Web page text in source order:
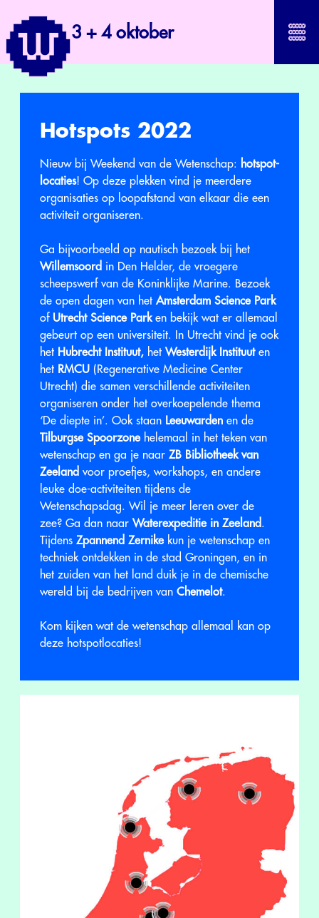
3 + 4 oktober
Hotspots 2022
Nieuw bij Weekend van de Wetenschap: hotspot-
locaties! Op deze plekken vind je meerdere
organisaties op loopafstand van elkaar die een
activiteit organiseren.
Ga bijvoorbeeld op nautisch bezoek bij het
Willemsoord in Den Helder, de vroegere
scheepswerf van de Koninklijke Marine. Bezoek
de open dagen van het Amsterdam Science Park
ofUtrecht Science Parken bekijk wat er allemaal
gebeurt op een universiteit. In Utrecht vind je ook
het Hubrecht Instituut, het Westerdijk Instituuten
het RMCU (Regenerative Medicine Center
Utrecht) die samen verschillende activiteiten
organiseren onder het overkoepelende thema
‘De diepte in’. Ook staan Leeuwarden en de
Tilburgse Spoorzonehelemaal in het teken van
wetenschap en ga je naar ZB Bibliotheek van
Zeeland voor proefjes, workshops, en andere
leuke doe-activiteiten tijdens de
Wetenschapsdag. Wil je meer leren over de
zee? Ga dan naar Waterexpeditie in Zeeland.
Tijdens Zpannend Zernikekun je wetenschap en
techniek ontdekken in de stad Groningen, en in
het zuiden van het land duik je in de chemische
wereld bij de bedrijven van Chemelot.
Kom kijken wat de wetenschap allemaal kan op
deze hotspotlocaties!